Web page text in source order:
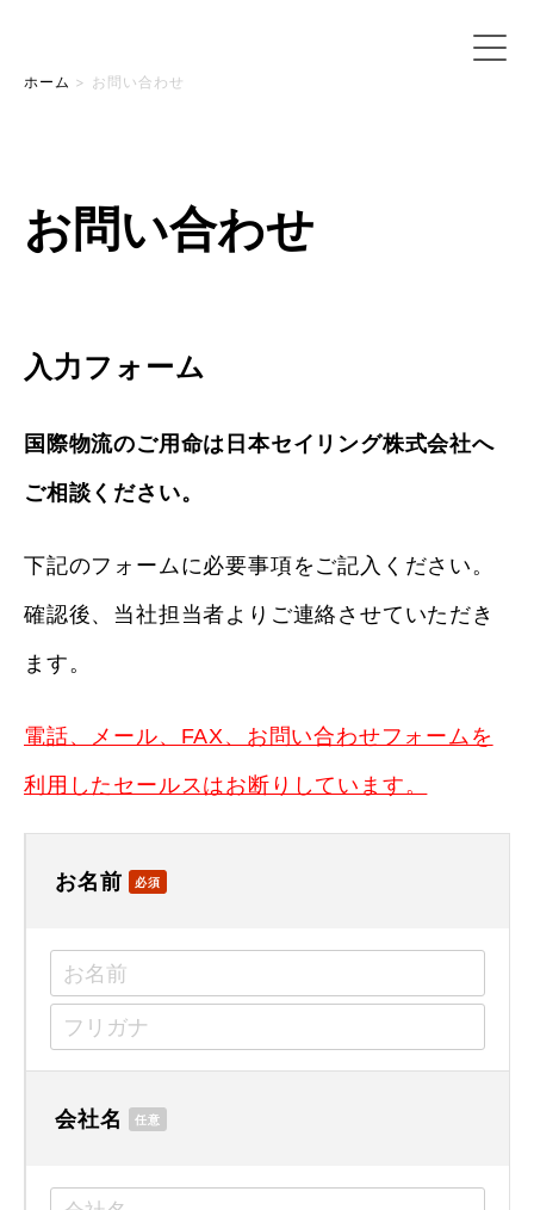
ホーム > お問い合わせ
お問い合わせ
入力フォーム
国際物流のご用命は日本セイリング株式会社へ
ご相談ください。
下記のフォームに必要事項をご記入ください。
確認後、当社担当者よりご連絡させていただき
ます。
電話、メール、FAX、お問い合わせフォームを
利用したセールスはお断りしています。
お名前 必須
会社名 任意